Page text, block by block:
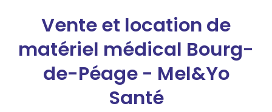
Vente et location de
matériel médical Bourg-
de-Péage - Mel&Yo
Santé